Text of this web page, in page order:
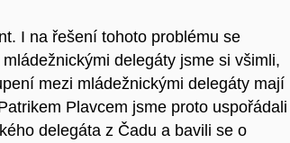
I na řešení tohoto problému se
delegáty jsme si všimli,
mezi mládežnickými delegáty mají
Plavcem jsme proto uspořádali
delegáta z Čadu a bavili se o